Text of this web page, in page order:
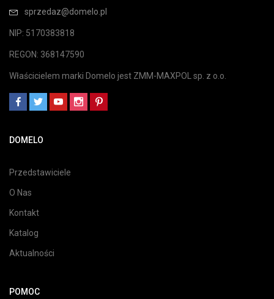
sprzedaz@domelo.pl
NIP: 5170383818
REGON: 368147590
Właścicielem marki Domelo jest ZMM-MAXPOL sp. z o.o.
DOMELO
Przedstawiciele
O Nas
Kontakt
Katalog
Aktualności
POMOC